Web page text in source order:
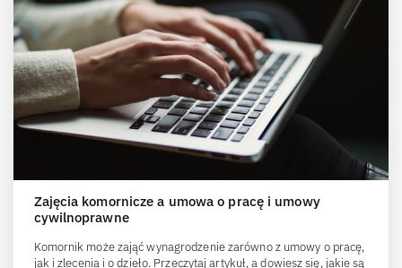
Zajęcia komornicze a umowa o pracę i umowy
cywilnoprawne
Komornik może zająć wynagrodzenie zarówno z umowy o pracę,
jak i zlecenia i o dzieło. Przeczytaj artykuł, a dowiesz się, jakie są